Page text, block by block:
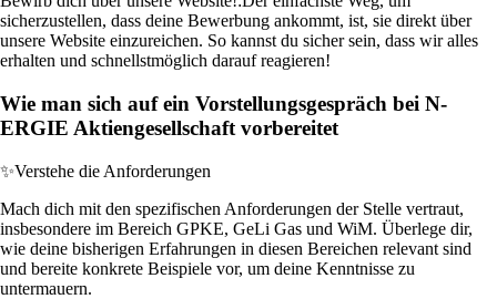
sicherzustellen, dass deine Bewerbung ankommt, ist, sie direkt über
unsere Website einzureichen. So kannst du sicher sein, dass wir alles
erhalten und schnellstmöglich darauf reagieren!
Wie man sich auf ein Vorstellungsgespräch bei N-
ERGIE Aktiengesellschaft vorbereitet
✨Verstehe die Anforderungen
Mach dich mit den spezifischen Anforderungen der Stelle vertraut,
insbesondere im Bereich GPKE, GeLi Gas und WiM. Überlege dir,
wie deine bisherigen Erfahrungen in diesen Bereichen relevant sind
und bereite konkrete Beispiele vor, um deine Kenntnisse zu
untermauern.